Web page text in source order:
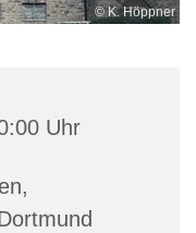
© K. Höppner
Uhr